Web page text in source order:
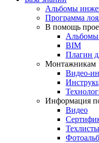
Альбомы
Программа
В помощь
BIM
Плагин
Монтажникам
Видео-
Информация
Видео
Техлисты